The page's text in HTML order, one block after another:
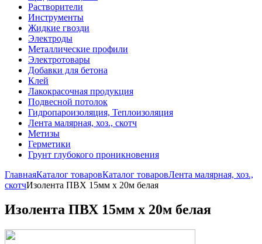
Растворители
Инструменты
Жидкие гвозди
Электроды
Металлические профили
Электротовары
Добавки для бетона
Клей
Лакокрасочная продукция
Подвесной потолок
Гидропароизоляция, Теплоизоляция
Лента малярная, хоз., скотч
Метизы
Герметики
Грунт глубокого проникновения
ГлавнаяКаталог товаровКаталог товаровЛента малярная, хоз.,
скотчИзолента ПВХ 15мм х 20м белая
Изолента ПВХ 15мм х 20м белая